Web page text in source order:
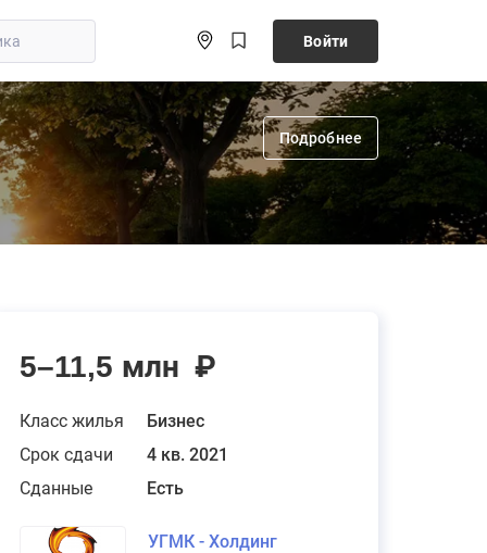
Войти
Подробнее
5–11,5 млн ₽
Класс жилья
Бизнес
Срок сдачи
4 кв. 2021
Сданные
Есть
УГМК - Холдинг